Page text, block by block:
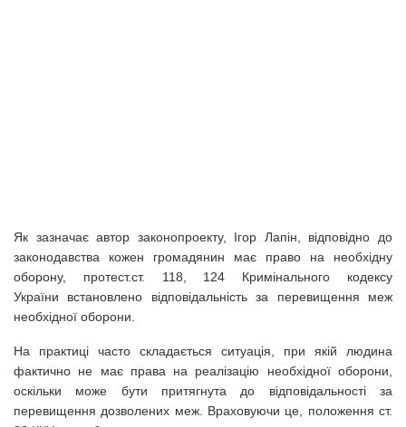
Як зазначає автор законопроекту, Ігор Лапін, відповідно до
законодавства кожен громадянин має право на необхідну
оборону, протест.ст. 118, 124 Кримінального кодексу
України встановлено відповідальність за перевищення меж
необхідної оборони.
На практиці часто складається ситуація, при якій людина
фактично не має права на реалізацію необхідної оборони,
оскільки може бути притягнута до відповідальності за
перевищення дозволених меж. Враховуючи це, положення ст.